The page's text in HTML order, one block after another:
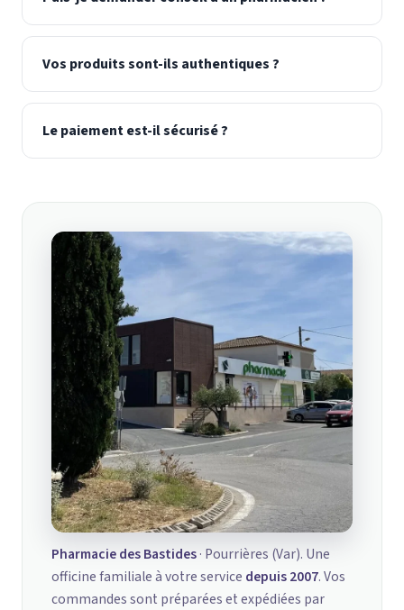
Vos produits sont-ils authentiques ?
Le paiement est-il sécurisé ?
Pharmacie des Bastides· Pourrières (Var). Une
officine familiale à votre service depuis 2007. Vos
commandes sont préparées et expédiées par